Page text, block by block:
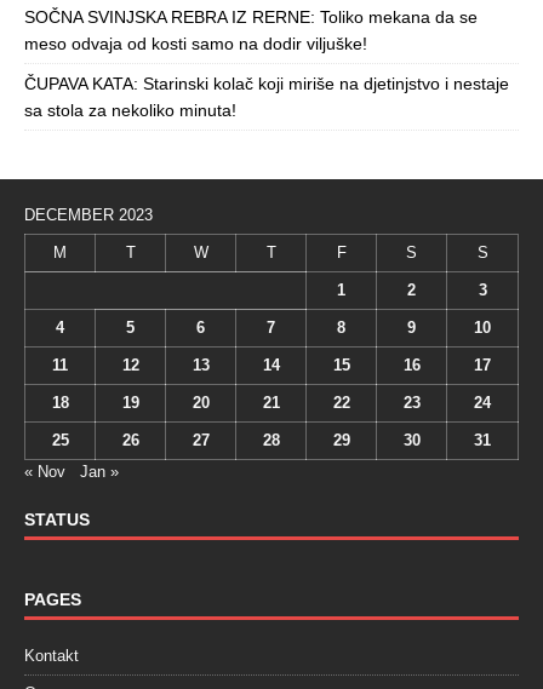
SOČNA SVINJSKA REBRA IZ RERNE: Toliko mekana da se
meso odvaja od kosti samo na dodir viljuške!
ČUPAVA KATA: Starinski kolač koji miriše na djetinjstvo i nestaje
sa stola za nekoliko minuta!
DECEMBER 2023
M T W T F S S
1 2 3
4 5 6 7 8 9 10
11 12 13 14 15 16 17
18 19 20 21 22 23 24
25 26 27 28 29 30
31
« Nov
Jan »
STATUS
PAGES
Kontakt